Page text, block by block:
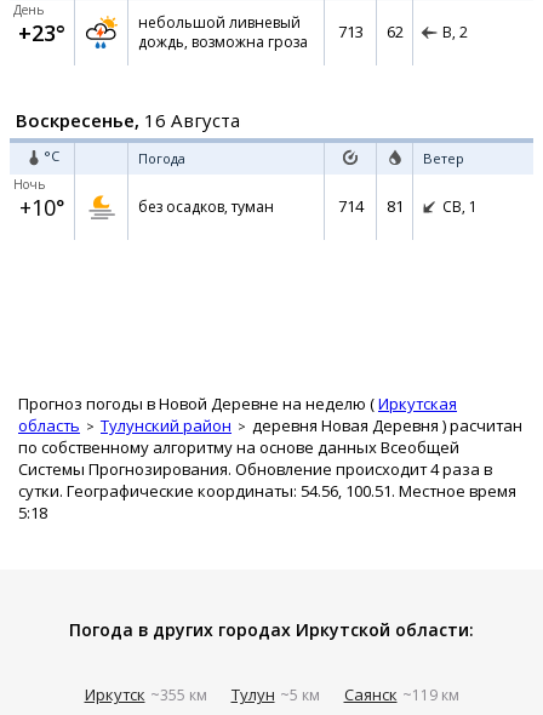
День
+23°
небольшой ливневый
дождь, возможна гроза
713 62 В, 2
Воскресенье, 16 Августа
°C Погода Ветер
Ночь
+10° без осадков, туман 714 81 СВ, 1
Прогноз погоды в Новой Деревне на неделю (Иркутская
область
Тулунский район деревня Новая Деревня ) расчитан
по собственному алгоритму на основе данных Всеобщей
Системы Прогнозирования. Обновление происходит 4 раза в
сутки. Географические координаты: 54.56, 100.51. Местное время
5:18
Погода в других городах Иркутской области:
Иркутск ~355 км Тулун ~5 км Саянск ~119 км